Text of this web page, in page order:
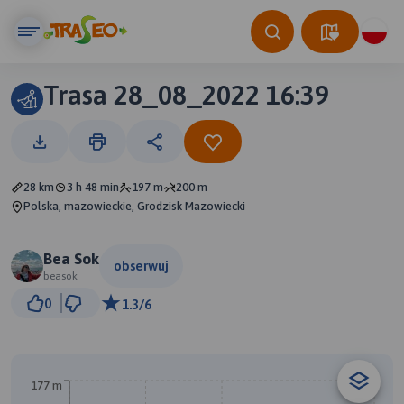
Trasa 28_08_2022 16:39
28 km 3 h 48 min 197 m
200 m
Polska, mazowieckie, Grodzisk Mazowiecki
Bea Sok
beasok
obserwuj
0 1.3/6
177 m